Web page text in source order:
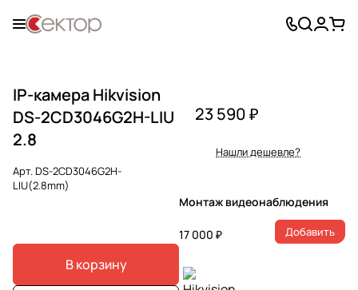
IP-камера Hikvision
DS-2CD3046G2H-LIU
2.8
Арт.DS-2CD3046G2H-
LIU(2.8mm)
В корзину
23 590 ₽
Нашли дешевле?
Монтаж видеонаблюдения
17 000 ₽ Добавить